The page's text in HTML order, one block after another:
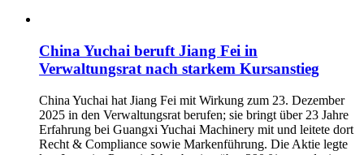
China Yuchai beruft Jiang Fei in
Verwaltungsrat nach starkem Kursanstieg
China Yuchai hat Jiang Fei mit Wirkung zum 23. Dezember
2025 in den Verwaltungsrat berufen; sie bringt über 23 Jahre
Erfahrung bei Guangxi Yuchai Machinery mit und leitete dort
Recht & Compliance sowie Markenführung. Die Aktie legte